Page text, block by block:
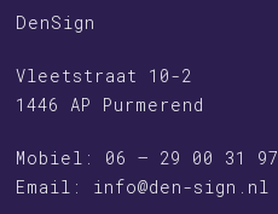
DenSign
Vleetstraat 10-2
1446 AP Purmerend
Mobiel: 06 – 29 00 31 97
Email: info@den-sign.nl